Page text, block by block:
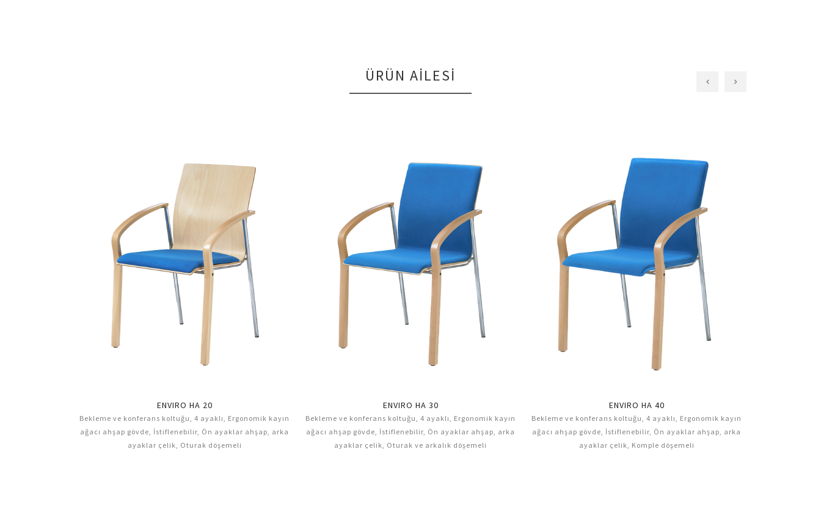
ÜRÜN AILESI
ENVIRO HA 20
Bekleme ve konferans koltuğu, 4 ayaklı, Ergonomik kayın
ağacı ahşap gövde, İstiflenebilir, Ön ayaklar ahşap, arka
ayaklar çelik, Oturak döşemeli
ENVIRO HA 30
Bekleme ve konferans koltuğu, 4 ayaklı, Ergonomik kayın
ağacı ahşap gövde, İstiflenebilir, Ön ayaklar ahşap, arka
ayaklar çelik, Oturak ve arkalık döşemeli
ENVIRO HA 40
Bekleme ve konferans koltuğu, 4 ayaklı, Ergonomik kayın
ağacı ahşap gövde, İstiflenebilir, Ön ayaklar ahşap, arka
ayaklar çelik, Komple döşemeli